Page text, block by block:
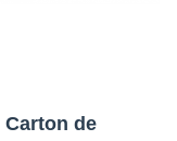
Carton de